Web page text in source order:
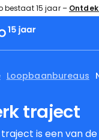
bestaat 15 jaar –
Loopbaanbureaus
traject
is een van